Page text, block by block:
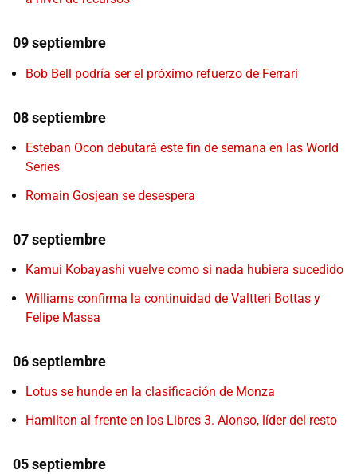
09 septiembre
Bob Bell podría ser el próximo refuerzo de Ferrari
08 septiembre
Esteban Ocon debutará este fin de semana en las World
Series
Romain Gosjean se desespera
07 septiembre
Kamui Kobayashi vuelve como si nada hubiera sucedido
Williams confirma la continuidad de Valtteri Bottas y
Felipe Massa
06 septiembre
Lotus se hunde en la clasificación de Monza
Hamilton al frente en los Libres 3. Alonso, líder del resto
05 septiembre